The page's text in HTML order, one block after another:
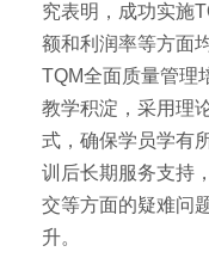
究表明，成功实施
额和利润率等方面
TQM全面质量管理
教学积淀，采用理
式，确保学员学有
训后长期服务支持
交等方面的疑难问
升。